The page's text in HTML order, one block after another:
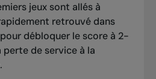
jeux sont allés à
retrouvé dans
débloquer le score à 2-
de service à la